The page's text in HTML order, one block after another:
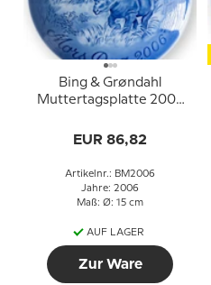
Bing & Grøndahl
Muttertagsplatte 2006
Jungem
EUR 86,82
Artikelnr.: BM2006
Jahre: 2006
Maß: Ø: 15 cm
AUF LAGER
Zur Ware